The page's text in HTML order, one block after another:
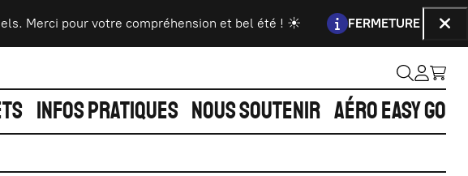
votre compréhension et bel été ! ☀️
Information :
FERMETURE DE LA
INFOS PRATIQUES NOUS SOUTENIR AÉRO EASY GO